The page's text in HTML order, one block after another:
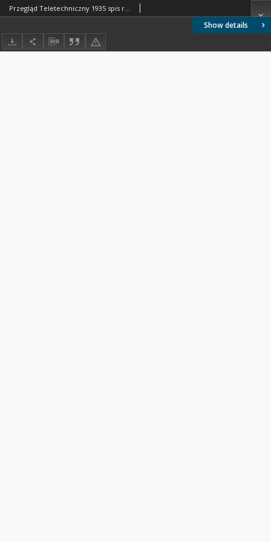
Show details
Przegląd Teletechniczny 1935 spis rzeczy